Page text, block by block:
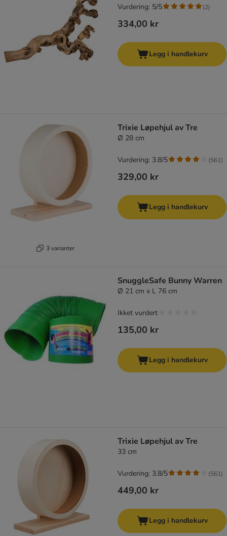
334,00 kr
Vurdering: 5/5 (2)
Legg i handlekurv
3 varianter
Trixie Løpehjul av Tre
Ø 28 cm
329,00 kr
Vurdering: 3.8/5 (561)
Legg i handlekurv
SnuggleSafe Bunny Warren
Ø 21 cm x L 76 cm
135,00 kr
Ikket vurdert
Legg i handlekurv
Trixie Løpehjul av Tre
33 cm
449,00 kr
Vurdering: 3.8/5 (561)
Legg i handlekurv